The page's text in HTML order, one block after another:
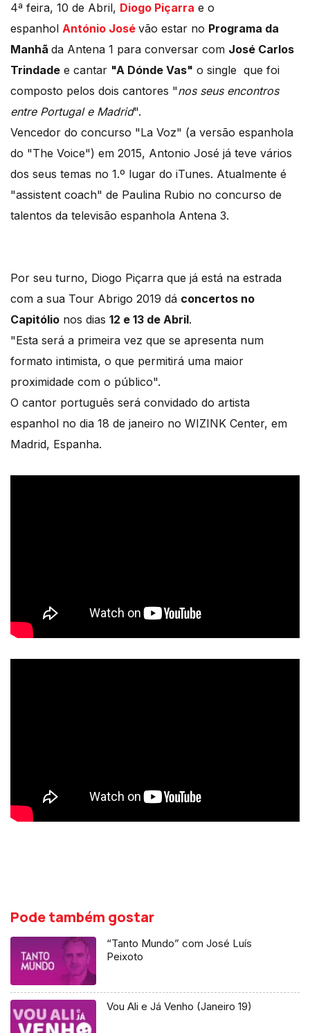
4ª feira, 10 de Abril, Diogo Piçarra e o
espanhol António José vão estar no Programa da
Manhã da Antena 1 para conversar com José Carlos
Trindade e cantar "A Dónde Vas" o single que foi
composto pelos dois cantores "nos seus encontros
entre Portugal e Madrid".
Vencedor do concurso "La Voz" (a versão espanhola
do "The Voice") em 2015, Antonio José já teve vários
dos seus temas no 1.º lugar do iTunes. Atualmente é
"assistent coach" de Paulina Rubio no concurso de
talentos da televisão espanhola Antena 3.
Por seu turno, Diogo Piçarra que já está na estrada
com a sua Tour Abrigo 2019 dá concertos no
Capitólio nos dias 12 e 13 de Abril.
"Esta será a primeira vez que se apresenta num
formato intimista, o que permitirá uma maior
proximidade com o público".
O cantor português será convidado do artista
espanhol no dia 18 de janeiro no WIZINK Center, em
Madrid, Espanha.
Pode também gostar
“Tanto Mundo” com José Luís
Peixoto
Vou Ali e Já Venho (Janeiro 19)